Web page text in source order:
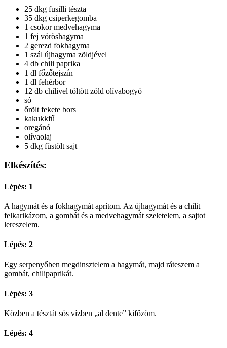
25 dkg fusilli tészta
35 dkg csiperkegomba
1 csokor medvehagyma
1 fej vöröshagyma
2 gerezd fokhagyma
1 szál újhagyma zöldjével
4 db chili paprika
1 dl főzőtejszín
1 dl fehérbor
12 db chilivel töltött zöld olívabogyó
só
őrölt fekete bors
kakukkfű
oregánó
olívaolaj
5 dkg füstölt sajt
Elkészítés:
Lépés: 1
A hagymát és a fokhagymát aprítom. Az újhagymát és a chilit
felkarikázom, a gombát és a medvehagymát szeletelem, a sajtot
lereszelem.
Lépés: 2
Egy serpenyőben megdinsztelem a hagymát, majd ráteszem a
gombát, chilipaprikát.
Lépés: 3
Közben a tésztát sós vízben „al dente” kifőzöm.
Lépés: 4